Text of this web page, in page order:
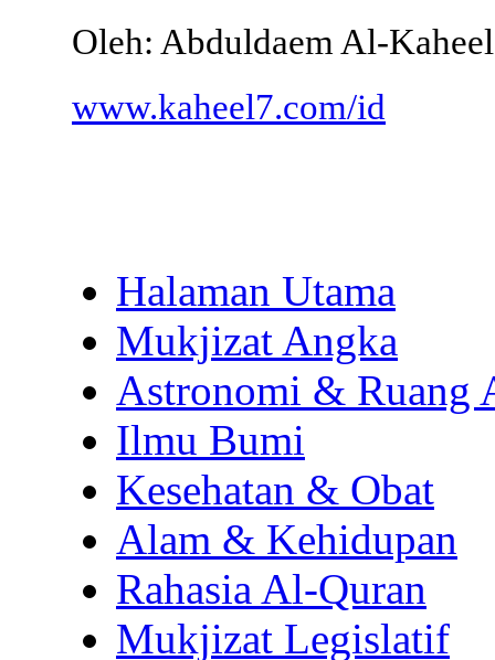
Oleh: Abduldaem Al-Kaheel
www.kaheel7.com/id
Halaman Utama
Mukjizat Angka
Astronomi & Ruang
Ilmu Bumi
Kesehatan & Obat
Alam & Kehidupan
Rahasia Al-Quran
Mukjizat Legislatif